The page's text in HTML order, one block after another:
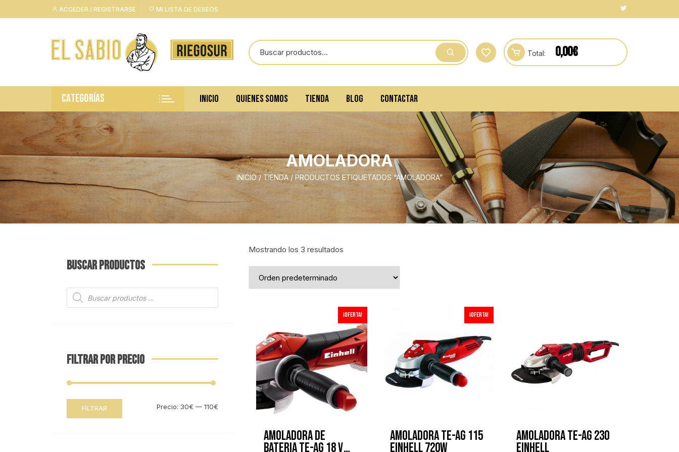
al
ACCEDER / REGISTRARSE MI LISTA DE DESEOS
Total: 0,00€
CATEGORÍAS INICIO QUIENES SOMOS TIENDA BLOG CONTACTAR
AMOLADORA
INICIO/ TIENDA/ PRODUCTOS ETIQUETADOS “AMOLADORA”
Mostrando los 3 resultados
¡Oferta!
Amoladora de
bateria TE-AG 18 V
¡Oferta!
Amoladora TE-AG 115
EINHELL 720W
Amoladora TE-AG 230
EINHELL
BUSCAR PRODUCTOS
Búsqueda
de
FILTRAR POR PRECIO
Precio
Precio
FILTRAR Precio: 30€ — 110€